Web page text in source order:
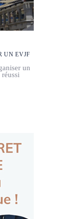
UN EVJF
un